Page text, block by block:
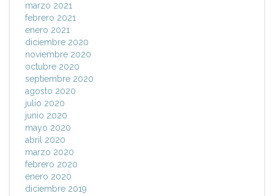
marzo 2021
febrero 2021
enero 2021
diciembre 2020
noviembre 2020
octubre 2020
septiembre 2020
agosto 2020
julio 2020
junio 2020
mayo 2020
abril 2020
marzo 2020
febrero 2020
enero 2020
diciembre 2019